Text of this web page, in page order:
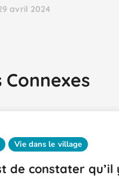
avril 2024
Vie dans le village
de constater qu’il